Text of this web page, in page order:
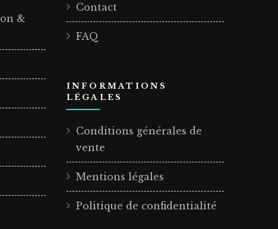
&
Contact
FAQ
INFORMATIONS
LÉGALES
Conditions générales de
vente
Mentions légales
Politique de confidentialité